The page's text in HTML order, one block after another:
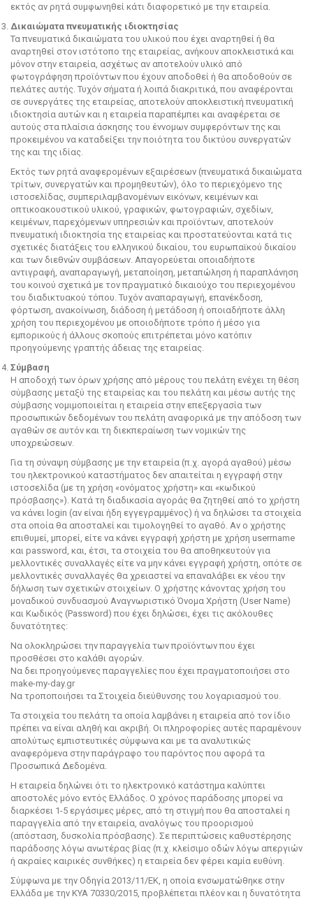
εκτός αν ρητά συμφωνηθεί κάτι διαφορετικό με την εταιρεία.
Δικαιώματα πνευματικής ιδιοκτησίας
Τα πνευματικά δικαιώματα του υλικού που έχει αναρτηθεί ή θα
αναρτηθεί στον ιστότοπο της εταιρείας, ανήκουν αποκλειστικά και
μόνον στην εταιρεία, ασχέτως αν αποτελούν υλικό από
φωτογράφηση προϊόντων που έχουν αποδοθεί ή θα αποδοθούν σε
πελάτες αυτής. Τυχόν σήματα ή λοιπά διακριτικά, που αναφέρονται
σε συνεργάτες της εταιρείας, αποτελούν αποκλειστική πνευματική
ιδιοκτησία αυτών και η εταιρεία παραπέμπει και αναφέρεται σε
αυτούς στα πλαίσια άσκησης του έννομων συμφερόντων της και
προκειμένου να καταδείξει την ποιότητα του δικτύου συνεργατών
της και της ιδίας.
Εκτός των ρητά αναφερομένων εξαιρέσεων (πνευματικά δικαιώματα
τρίτων, συνεργατών και προμηθευτών), όλο το περιεχόμενο της
ιστοσελίδας, συμπεριλαμβανομένων εικόνων, κειμένων και
οπτικοακουστικού υλικού, γραφικών, φωτογραφιών, σχεδίων,
κειμένων, παρεχόμενων υπηρεσιών και προϊόντων, αποτελούν
πνευματική ιδιοκτησία της εταιρείας και προστατεύονται κατά τις
σχετικές διατάξεις του ελληνικού δικαίου, του ευρωπαϊκού δικαίου
και των διεθνών συμβάσεων. Απαγορεύεται οποιαδήποτε
αντιγραφή, αναπαραγωγή, μεταποίηση, μεταπώληση ή παραπλάνηση
του κοινού σχετικά με τον πραγματικό δικαιούχο του περιεχομένου
του διαδικτυακού τόπου. Τυχόν αναπαραγωγή, επανέκδοση,
φόρτωση, ανακοίνωση, διάδοση ή μετάδοση ή οποιαδήποτε άλλη
χρήση του περιεχομένου με οποιοδήποτε τρόπο ή μέσο για
εμπορικούς ή άλλους σκοπούς επιτρέπεται μόνο κατόπιν
προηγούμενης γραπτής άδειας της εταιρείας.
Σύμβαση
Η αποδοχή των όρων χρήσης από μέρους του πελάτη ενέχει τη θέση
σύμβασης μεταξύ της εταιρείας και του πελάτη και μέσω αυτής της
σύμβασης νομιμοποιείται η εταιρεία στην επεξεργασία των
προσωπικών δεδομένων του πελάτη αναφορικά με την απόδοση των
αγαθών σε αυτόν και τη διεκπεραίωση των νομικών της
υποχρεώσεων.
Για τη σύναψη σύμβασης με την εταιρεία (π.χ. αγορά αγαθού) μέσω
του ηλεκτρονικού καταστήματος δεν απαιτείται η εγγραφή στην
ιστοσελίδα (με τη χρήση «ονόματος χρήστη» και «κωδικού
πρόσβασης»). Κατά τη διαδικασία αγοράς θα ζητηθεί από το χρήστη
να κάνει login (αν είναι ήδη εγγεγραμμένος) ή να δηλώσει τα στοιχεία
στα οποία θα αποσταλεί και τιμολογηθεί το αγαθό. Αν ο χρήστης
επιθυμεί, μπορεί, είτε να κάνει εγγραφή χρήστη με χρήση userrname
και password, και, έτσι, τα στοιχεία του θα αποθηκευτούν για
μελλοντικές συναλλαγές είτε να μην κάνει εγγραφή χρήστη, οπότε σε
μελλοντικές συναλλαγές θα χρειαστεί να επαναλάβει εκ νέου την
δήλωση των σχετικών στοιχείων. Ο χρήστης κάνοντας χρήση του
μοναδικού συνδυασμού Αναγνωριστικό Όνομα Χρήστη (User Name)
και Κωδικός (Password) που έχει δηλώσει, έχει τις ακόλουθες
δυνατότητες:
Να ολοκληρώσει την παραγγελία των προϊόντων που έχει
προσθέσει στο καλάθι αγορών.
Να δει προηγούμενες παραγγελίες που έχει πραγματοποιήσει στο
make-my-day.gr
Να τροποποιήσει τα Στοιχεία διεύθυνσης του λογαριασμού του.
Τα στοιχεία του πελάτη τα οποία λαμβάνει η εταιρεία από τον ίδιο
πρέπει να είναι αληθή και ακριβή. Οι πληροφορίες αυτές παραμένουν
απολύτως εμπιστευτικές σύμφωνα και με τα αναλυτικώς
αναφερόμενα στην παράγραφο του παρόντος που αφορά τα
Προσωπικά Δεδομένα.
Η εταιρεία δηλώνει ότι το ηλεκτρονικό κατάστημα καλύπτει
αποστολές μόνο εντός Ελλάδος. Ο χρόνος παράδοσης μπορεί να
διαρκέσει 1-5 εργάσιμες μέρες, από τη στιγμή που θα αποσταλεί η
παραγγελία από την εταιρεία, αναλόγως του προορισμού
(απόσταση, δυσκολία πρόσβασης). Σε περιπτώσεις καθυστέρησης
παράδοσης λόγω ανωτέρας βίας (π.χ. κλείσιμο οδών λόγω απεργιών
ή ακραίες καιρικές συνθήκες) η εταιρεία δεν φέρει καμία ευθύνη.
Σύμφωνα με την Οδηγία 2013/11/ΕΚ, η οποία ενσωματώθηκε στην
Ελλάδα με την ΚΥΑ 70330/2015, προβλέπεται πλέον και η δυνατότητα